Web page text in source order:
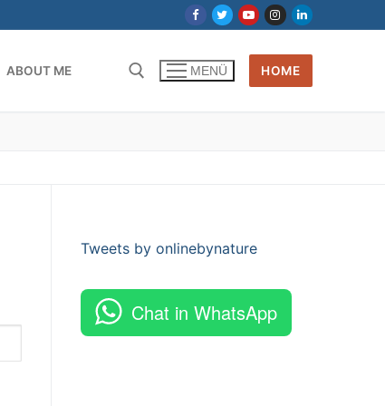
ABOUT ME MENÜ HOME
Tweets by onlinebynature
Chat in WhatsApp